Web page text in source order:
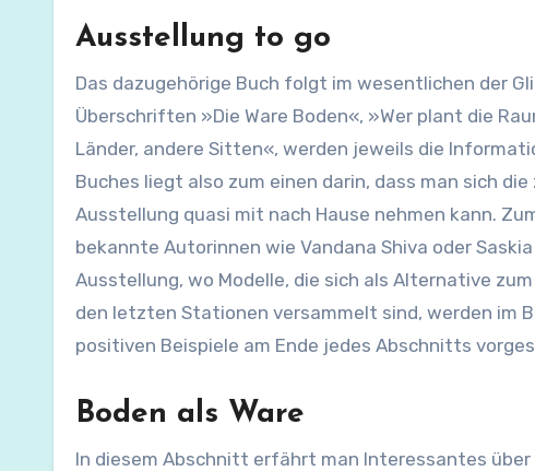
Ausstellung to go
Das dazugehörige Buch folgt im wesentlichen der
Überschriften »Die Ware Boden«, »Wer plant die
Länder, andere Sitten«, werden jeweils die
Buches liegt also zum einen darin, dass man sich
Ausstellung quasi mit nach Hause nehmen kann.
bekannte Autorinnen wie Vandana Shiva oder
Ausstellung, wo Modelle, die sich als Alternative
den letzten Stationen versammelt sind, werden im
positiven Beispiele am Ende jedes Abschnitts
Boden als Ware
In diesem Abschnitt erfährt man Interessantes